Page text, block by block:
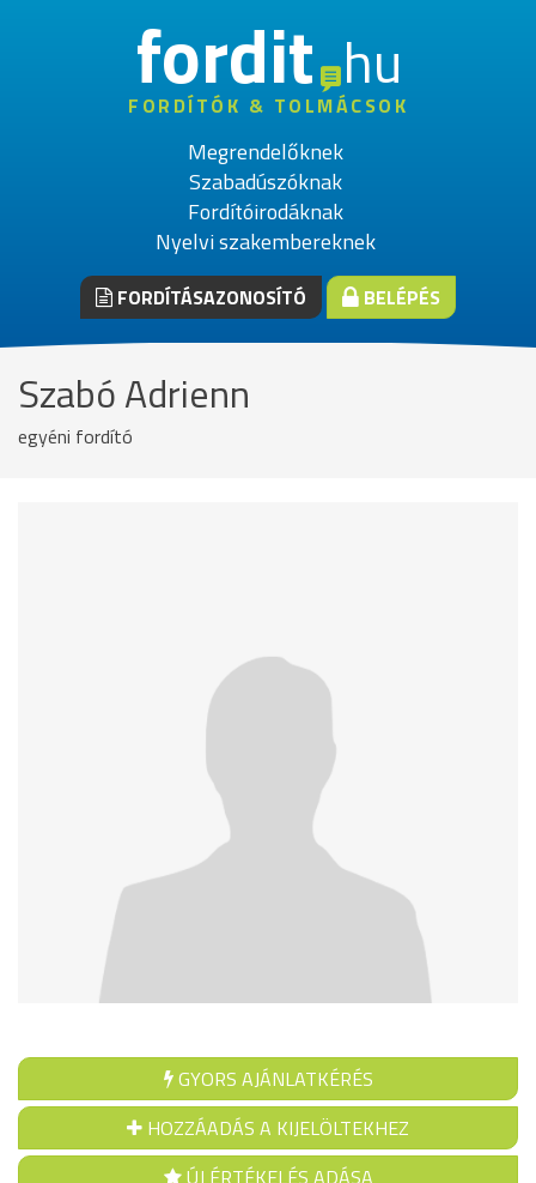
fordithu
FORDÍTÓK & TOLMÁCSOK
Megrendelőknek
Szabadúszóknak
Fordítóirodáknak
Nyelvi szakembereknek
FORDÍTÁSAZONOSÍTÓ BELÉPÉS
Szabó Adrienn
egyéni fordító
GYORS AJÁNLATKÉRÉS
HOZZÁADÁS A KIJELÖLTEKHEZ
ÚJ ÉRTÉKELÉS ADÁSA